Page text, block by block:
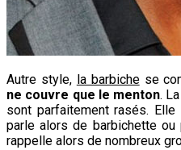
Autre style, la barbichese
ne couvre que le menton.
sont parfaitement rasés.
parle alors de barbichette
rappelle alors de nombreux